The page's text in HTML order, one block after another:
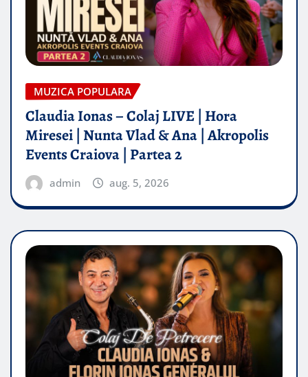
MUZICA POPULARA
Claudia Ionas – Colaj LIVE | Hora
Miresei | Nunta Vlad & Ana | Akropolis
Events Craiova | Partea 2
admin aug. 5, 2026